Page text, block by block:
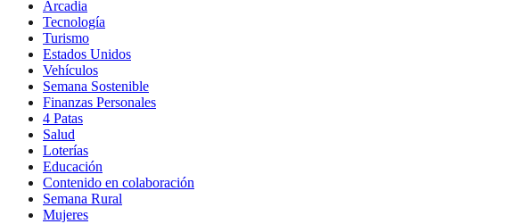
Arcadia
Tecnología
Turismo
Estados Unidos
Vehículos
Semana Sostenible
Finanzas Personales
4 Patas
Salud
Loterías
Educación
Contenido en colaboración
Semana Rural
Mujeres